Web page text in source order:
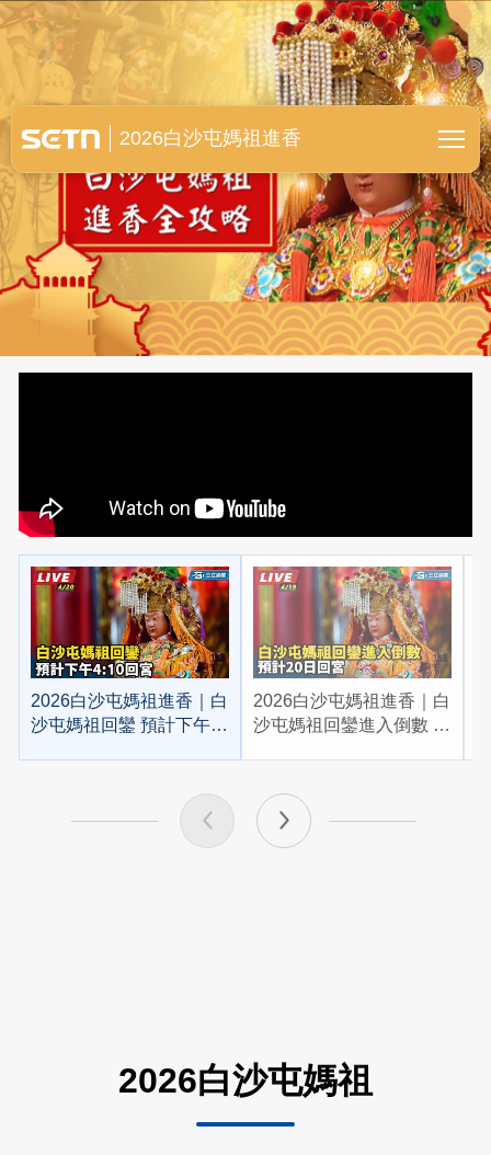
白沙屯媽祖進香全紀錄
2026白沙屯媽祖進香
2026白沙屯媽祖進香｜白
沙屯媽祖回鑾 預計下午
2026白沙屯媽祖進香｜白
沙屯媽祖回鑾進入倒數 預
2026白沙屯媽祖